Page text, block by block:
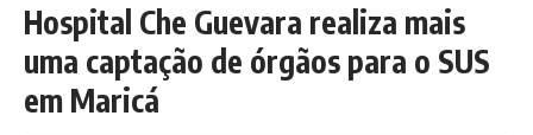
Hospital Che Guevara realiza mais
uma captação de órgãos para o SUS
em Maricá